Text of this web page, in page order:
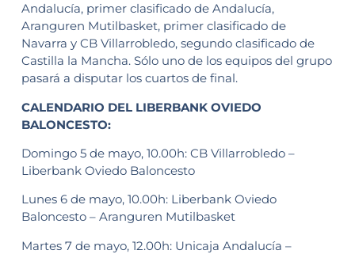
Andalucía, primer clasificado de Andalucía,
Aranguren Mutilbasket, primer clasificado de
Navarra y CB Villarrobledo, segundo clasificado de
Castilla la Mancha. Sólo uno de los equipos del grupo
pasará a disputar los cuartos de final.
CALENDARIO DEL LIBERBANK OVIEDO
BALONCESTO:
Domingo 5 de mayo, 10.00h: CB Villarrobledo –
Liberbank Oviedo Baloncesto
Lunes 6 de mayo, 10.00h: Liberbank Oviedo
Baloncesto – Aranguren Mutilbasket
Martes 7 de mayo, 12.00h: Unicaja Andalucía –